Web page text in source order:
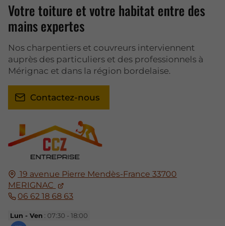
19 avenue Pierre Mendès-France 33700
MERIGNAC
06 62 18 68 63
Lun - Ven : 07:30 - 18:00
Votre toiture et votre habitat entre des
mains expertes
Nos charpentiers et couvreurs interviennent
auprès des particuliers et des professionnels à
Mérignac et dans la région bordelaise.
Contactez-nous